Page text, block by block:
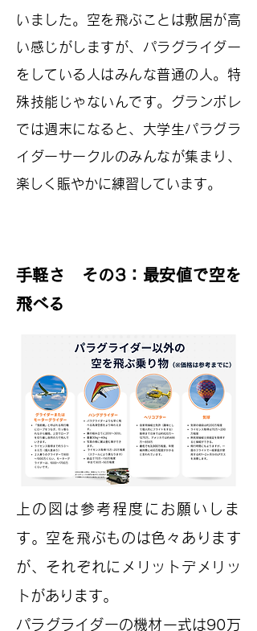
いました。空を飛ぶことは敷居が高
い感じがしますが、パラグライダー
をしている人はみんな普通の人。特
殊技能じゃないんです。グランボレ
では週末になると、大学生パラグラ
イダーサークルのみんなが集まり、
楽しく賑やかに練習しています。
手軽さ その3：最安値で空を
飛べる
​上の図は参考程度にお願いしま
す。空を飛ぶものは色々あります
が、それぞれにメリットデメリッ
トがあります。
​パラグライダーの機材一式は90万